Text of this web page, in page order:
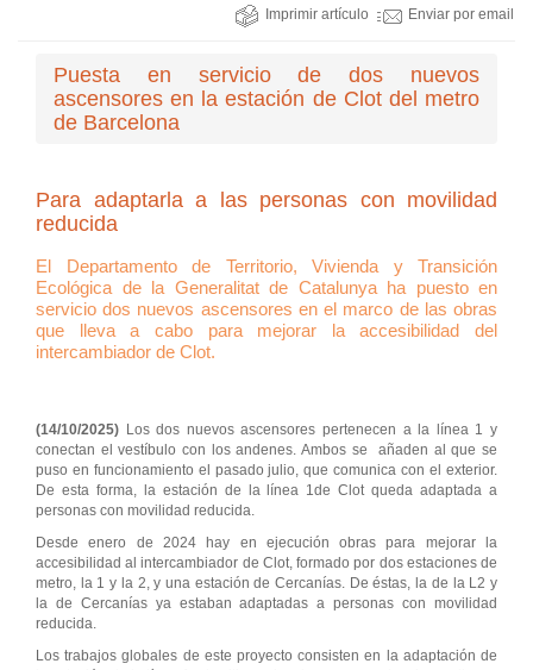
Imprimir artículo Enviar por email
Puesta en servicio de dos nuevos
ascensores en la estación de Clot del metro
de Barcelona
Para adaptarla a las personas con movilidad
reducida
El Departamento de Territorio, Vivienda y Transición
Ecológica de la Generalitat de Catalunya ha puesto en
servicio dos nuevos ascensores en el marco de las obras
que lleva a cabo para mejorar la accesibilidad del
intercambiador de Clot.
(14/10/2025) Los dos nuevos ascensores pertenecen a la línea 1 y
conectan el vestíbulo con los andenes. Ambos se añaden al que se
puso en funcionamiento el pasado julio, que comunica con el exterior.
De esta forma, la estación de la línea 1de Clot queda adaptada a
personas con movilidad reducida.
Desde enero de 2024 hay en ejecución obras para mejorar la
accesibilidad al intercambiador de Clot, formado por dos estaciones de
metro, la 1 y la 2, y una estación de Cercanías. De éstas, la de la L2 y
la de Cercanías ya estaban adaptadas a personas con movilidad
reducida.
Los trabajos globales de este proyecto consisten en la adaptación de